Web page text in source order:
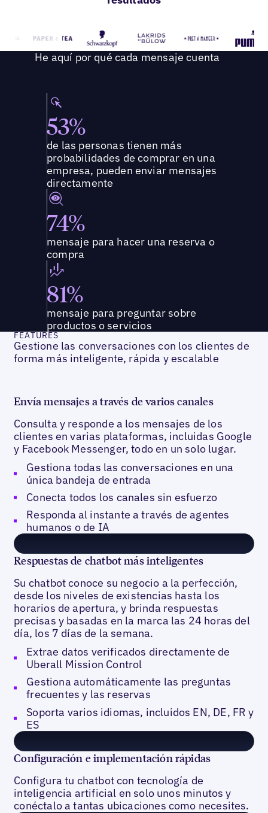
He aquí por qué cada mensaje cuenta
53%
de las personas tienen más
probabilidades de comprar en una
empresa, pueden enviar mensajes
directamente
74%
mensaje para hacer una reserva o
compra
81%
mensaje para preguntar sobre
productos o servicios
FEATURES
Gestione las conversaciones con los clientes de
forma más inteligente, rápida y escalable
Envía mensajes a través de varios canales
Consulta y responde a los mensajes de los
clientes en varias plataformas, incluidas Google
y Facebook Messenger, todo en un solo lugar.
Gestiona todas las conversaciones en una
única bandeja de entrada
Conecta todos los canales sin esfuerzo
Responda al instante a través de agentes
humanos o de IA
Respuestas de chatbot más inteligentes
Su chatbot conoce su negocio a la perfección,
desde los niveles de existencias hasta los
horarios de apertura, y brinda respuestas
precisas y basadas en la marca las 24 horas del
día, los 7 días de la semana.
Extrae datos verificados directamente de
Uberall Mission Control
Gestiona automáticamente las preguntas
frecuentes y las reservas
Soporta varios idiomas, incluidos EN, DE, FR y
ES
Configuración e implementación rápidas
Configura tu chatbot con tecnología de
inteligencia artificial en solo unos minutos y
conéctalo a tantas ubicaciones como necesites.